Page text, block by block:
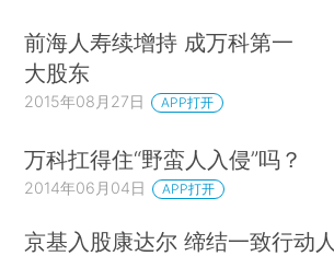
前海人寿续增持 成万科第一
大股东
2015年08月27日 APP打开
万科扛得住“野蛮人入侵”吗？
2014年06月04日 APP打开
京基入股康达尔 缔结一致行动人